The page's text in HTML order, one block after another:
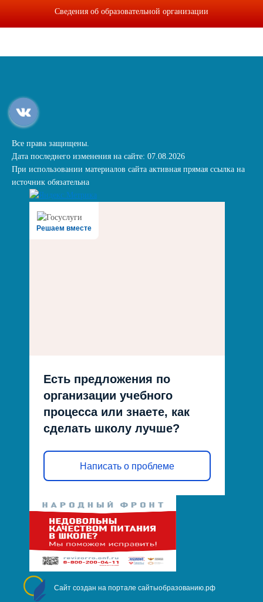
Сведения об образовательной организации
Все права защищены.
Дата последнего изменения на сайте: 07.08.2026
При использовании материалов сайта активная прямая ссылка на
источник обязательна
Решаем вместе
Есть предложения по
организации учебного
процесса или знаете, как
сделать школу лучше?
Написать о проблеме
Сайт создан на портале сайтыобразованию.рф